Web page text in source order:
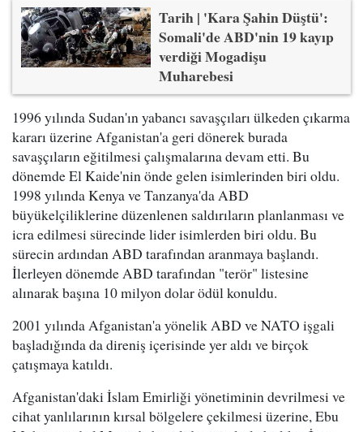
Tarih | 'Kara Şahin Düştü':
Somali'de ABD'nin 19 kayıp
verdiği Mogadişu
Muharebesi
1996 yılında Sudan'ın yabancı savaşçıları ülkeden çıkarma
kararı üzerine Afganistan'a geri dönerek burada
savaşçıların eğitilmesi çalışmalarına devam etti. Bu
dönemde El Kaide'nin önde gelen isimlerinden biri oldu.
1998 yılında Kenya ve Tanzanya'da ABD
büyükelçiliklerine düzenlenen saldırıların planlanması ve
icra edilmesi sürecinde lider isimlerden biri oldu. Bu
sürecin ardından ABD tarafından aranmaya başlandı.
İlerleyen dönemde ABD tarafından "terör" listesine
alınarak başına 10 milyon dolar ödül konuldu.
2001 yılında Afganistan'a yönelik ABD ve NATO işgali
başladığında da direniş içerisinde yer aldı ve birçok
çatışmaya katıldı.
Afganistan'daki İslam Emirliği yönetiminin devrilmesi ve
cihat yanlılarının kırsal bölgelere çekilmesi üzerine, Ebu